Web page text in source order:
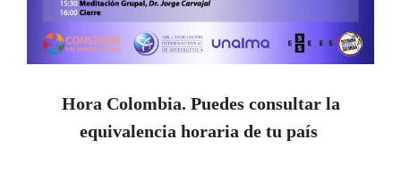
Hora Colombia. Puedes consultar la
equivalencia horaria de tu país